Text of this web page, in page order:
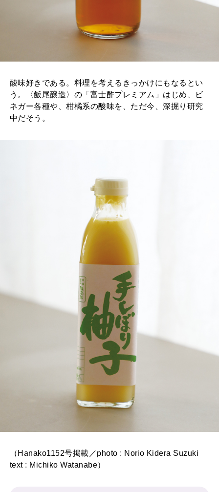
酸味好きである。料理を考えるきっかけにもなるとい
う。〈飯尾醸造〉の「富士酢プレミアム」はじめ、ビ
ネガー各種や、柑橘系の酸味を、ただ今、深掘り研究
中だそう。
（Hanako1152号掲載／photo : Norio Kidera Suzuki
text : Michiko Watanabe）